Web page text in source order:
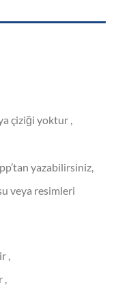
çiziği yoktur ,
yazabilirsiniz,
veya resimleri
,
,